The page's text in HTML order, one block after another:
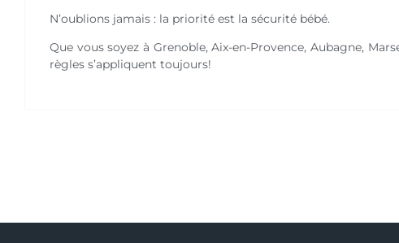
N’oublions jamais : la priorité est la sécurité bébé.
Que vous soyez à Grenoble, Aix-en-Provence, Aubagne,
règles s’appliquent toujours!